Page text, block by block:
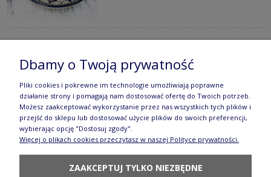
Filiżanka i spodek V 0,24 L Bolesławiec
GU1802DEKDU60
150,90 zł
DOSTĘPNOŚCI
Dbamy o Twoją prywatność
Pliki cookies i pokrewne im technologie umożliwiają poprawne
działanie strony i pomagają nam dostosować ofertę do Twoich potrzeb.
Możesz zaakceptować wykorzystanie przez nas wszystkich tych plików i
przejść do sklepu lub dostosować użycie plików do swoich preferencji,
wybierając opcję "Dostosuj zgody".
Więcej o plikach cookies przeczytasz w naszej Polityce prywatności.
ZAAKCEPTUJ TYLKO NIEZBĘDNE